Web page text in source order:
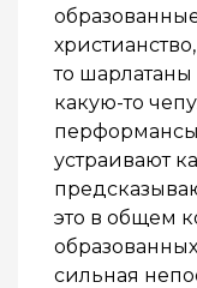
то шарлатаны
какую-то
устраивают
это в общем
сильная